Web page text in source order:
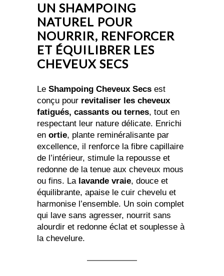
UN SHAMPOING
NATUREL POUR
NOURRIR, RENFORCER
ET ÉQUILIBRER LES
CHEVEUX SECS
Le Shampoing Cheveux Secs est
conçu pour revitaliser les cheveux
fatigués, cassants ou ternes, tout en
respectant leur nature délicate. Enrichi
en ortie, plante reminéralisante par
excellence, il renforce la fibre capillaire
de l’intérieur, stimule la repousse et
redonne de la tenue aux cheveux mous
ou fins. La lavande vraie, douce et
équilibrante, apaise le cuir chevelu et
harmonise l’ensemble. Un soin complet
qui lave sans agresser, nourrit sans
alourdir et redonne éclat et souplesse à
la chevelure.